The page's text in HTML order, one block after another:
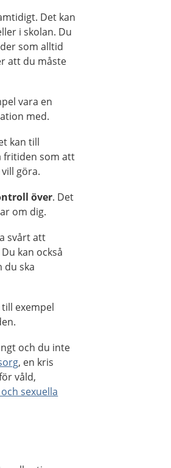
Det kan
i skolan. Du
som alltid
att du måste
vara en
med.
kan till
fritiden som att
göra.
över. Det
om dig.
svårt att
kan också
du ska
exempel
och du inte
, en kris
våld,
sexuella